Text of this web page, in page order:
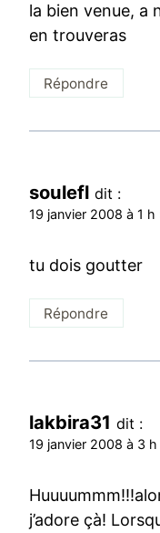
la bien venue, a
en trouveras
Répondre
soulefl dit :
19 janvier 2008 à 1 h
tu dois goutter
Répondre
lakbira31 dit :
19 janvier 2008 à 3 h
j’adore çà!